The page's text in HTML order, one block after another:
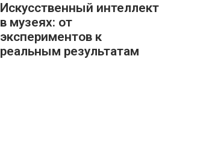
Искусственный интеллект
в музеях: от
экспериментов к
реальным результатам